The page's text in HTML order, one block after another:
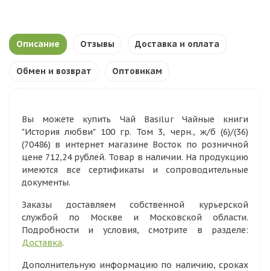
Описание Отзывы Доставка и оплата
Обмен и возврат Оптовикам
Вы можете купить Чай Basilur Чайные книги
"История любви" 100 гр. Том 3, черн., ж/б (6)/(36)
(70486) в интернет магазине Восток по розничной
цене 712,24 рублей. Товар в наличии. На продукцию
имеются все сертификаты и сопроводительные
документы.
Заказы доставляем собственной курьерской
службой по Москве и Московской области.
Подробности и условия, смотрите в разделе:
Доставка.
Дополнительную информацию по наличию, сроках